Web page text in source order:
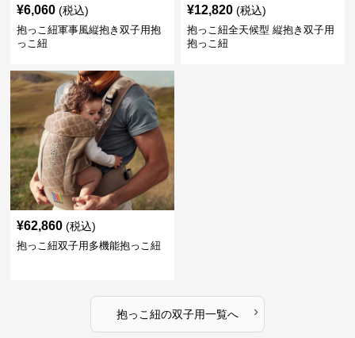
¥6,060 (税込)
抱っこ紐軍事風縦抱き双子用抱
っこ紐
¥12,820 (税込)
抱っこ紐全天候型 縦抱き双子用
抱っこ紐
¥62,860 (税込)
抱っこ紐双子用多機能抱っこ紐
抱っこ紐の双子用一覧へ ›